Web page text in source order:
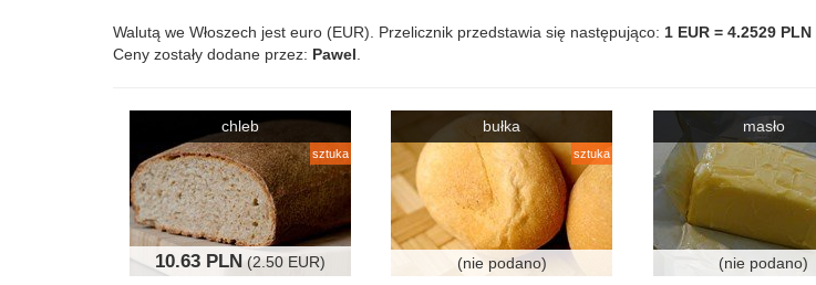
Walutą we Włoszech jest euro (EUR). Przelicznik przedstawia się następująco: 1 EUR = 4.2529 PLN
Ceny zostały dodane przez: Pawel
chleb
sztuka
10.63 PLN (2.50 EUR)
bułka
sztuka
(nie podano)
masło
(nie podano)